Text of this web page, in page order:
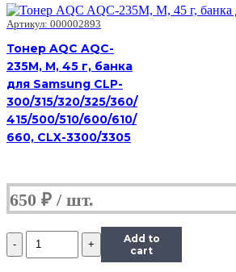
Black
Универсальный
Kyocera
TK-
3190,
Тип
4.0,
Bk,
900
Артикул: 000002893
Тонер AQC AQC-
235M, M, 45 г, банка
для Samsung CLP-
300/315/320/325/360/
415/500/510/600/610/
660, CLX-3300/3305
650 ₽
Количество
Тонер
Add to
cart